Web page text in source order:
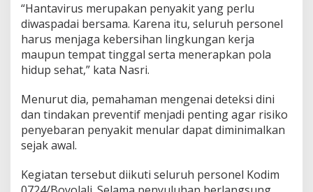
n
y
a
k
i
t
e
n
u
l
“Hantavirus merupakan penyakit yang perlu
diwaspadai bersama. Karena itu, seluruh personel
harus menjaga kebersihan lingkungan kerja
maupun tempat tinggal serta menerapkan pola
hidup sehat,” kata Nasri.
Menurut dia, pemahaman mengenai deteksi dini
dan tindakan preventif menjadi penting agar risiko
penyebaran penyakit menular dapat diminimalkan
sejak awal.
Kegiatan tersebut diikuti seluruh personel Kodim